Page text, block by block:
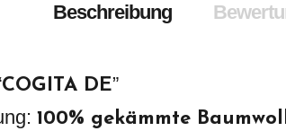
Beschreibung
COGITA DE”
100% gekämmte